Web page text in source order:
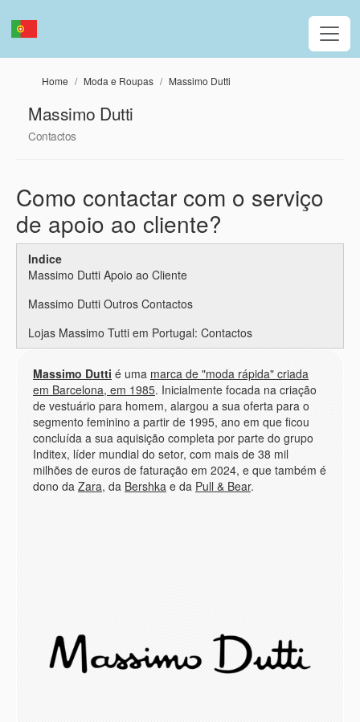
Home Moda e Roupas Massimo Dutti
Massimo Dutti
Contactos
Como contactar com o serviço
de apoio ao cliente?
Indice
Massimo Dutti Apoio ao Cliente
Massimo Dutti Outros Contactos
Lojas Massimo Tutti em Portugal: Contactos
Massimo Dutti é uma marca de "moda rápida" criada
em Barcelona, em 1985. Inicialmente focada na criação
de vestuário para homem, alargou a sua oferta para o
segmento feminino a partir de 1995, ano em que ficou
concluída a sua aquisição completa por parte do grupo
Inditex, líder mundial do setor, com mais de 38 mil
milhões de euros de faturação em 2024, e que também é
dono da Zara, da Bershka e da Pull & Bear.